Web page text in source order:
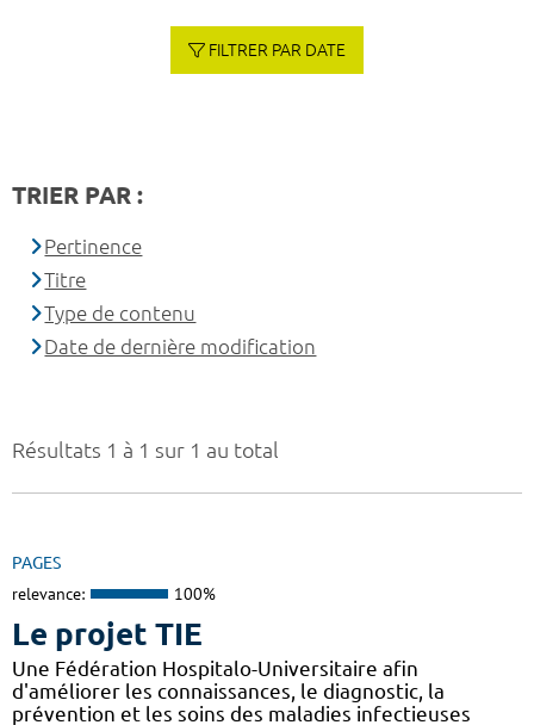
Résultats 1 à 1 sur 1 au total
PAGES
relevance: 100%
Le projet TIE
Une Fédération Hospitalo-Universitaire afin
d'améliorer les connaissances, le diagnostic, la
prévention et les soins des maladies infectieuses
FILTRER PAR DATE
TRIER PAR :
Pertinence
Titre
Type de contenu
Date de dernière modification